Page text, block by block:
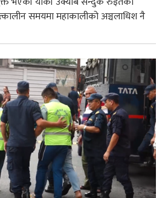
समयमा महाकालीको अञ्चलाधिश नै